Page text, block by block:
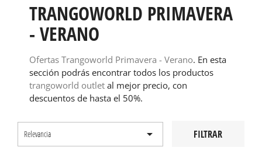
TRANGOWORLD PRIMAVERA
- VERANO
Ofertas Trangoworld Primavera - Verano. En esta
sección podrás encontrar todos los productos
trangoworld outlet al mejor precio, con
descuentos de hasta el 50%.
Relevancia  FILTRAR